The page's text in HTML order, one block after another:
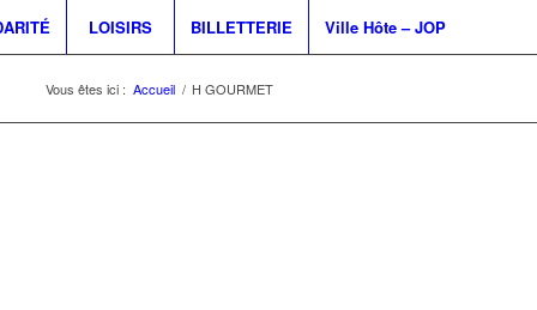
LOISIRS BILLETTERIE Ville Hôte – JOP
Vous êtes ici : Accueil / H GOURMET